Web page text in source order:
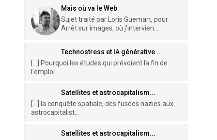
Mais où va le Web
Sujet traité par Loris Guemart, pour
Arrêt sur images, où j'intervien...
Technostress et IA générative...
[…] Pourquoi les études qui prévoient la fin de
l’emploi ...
Satellites et astrocapitalism...
[…] la conquête spatiale, des fusées nazies aux
astrocapitalist...
Satellites et astrocapitalism...